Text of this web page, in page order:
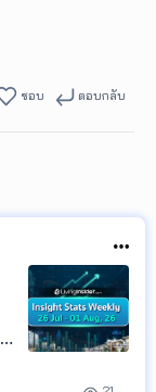
ชอบ ตอบกลับ